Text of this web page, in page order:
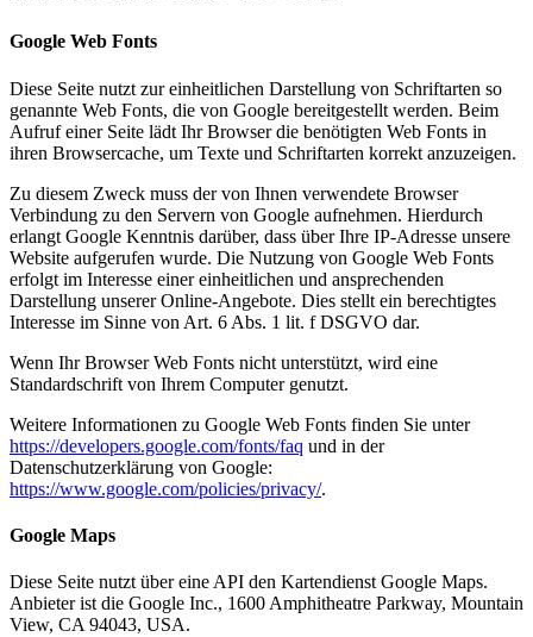
Google Web Fonts
Diese Seite nutzt zur einheitlichen Darstellung von Schriftarten so
genannte Web Fonts, die von Google bereitgestellt werden. Beim
Aufruf einer Seite lädt Ihr Browser die benötigten Web Fonts in
ihren Browsercache, um Texte und Schriftarten korrekt anzuzeigen.
Zu diesem Zweck muss der von Ihnen verwendete Browser
Verbindung zu den Servern von Google aufnehmen. Hierdurch
erlangt Google Kenntnis darüber, dass über Ihre IP-Adresse unsere
Website aufgerufen wurde. Die Nutzung von Google Web Fonts
erfolgt im Interesse einer einheitlichen und ansprechenden
Darstellung unserer Online-Angebote. Dies stellt ein berechtigtes
Interesse im Sinne von Art. 6 Abs. 1 lit. f DSGVO dar.
Wenn Ihr Browser Web Fonts nicht unterstützt, wird eine
Standardschrift von Ihrem Computer genutzt.
Weitere Informationen zu Google Web Fonts finden Sie unter
https://developers.google.com/fonts/faq und in der
Datenschutzerklärung von Google:
https://www.google.com/policies/privacy/.
Google Maps
Diese Seite nutzt über eine API den Kartendienst Google Maps.
Anbieter ist die Google Inc., 1600 Amphitheatre Parkway, Mountain
View, CA 94043, USA.